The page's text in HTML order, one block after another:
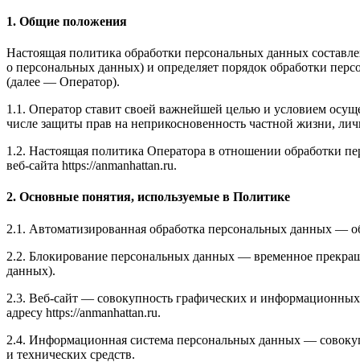
1. Общие положения
Настоящая политика обработки персональных данных
о персональных данных) и определяет порядок обработки
(далее — Оператор).
1.1. Оператор ставит своей важнейшей целью и условием
числе защиты прав на неприкосновенность частной жизни,
1.2. Настоящая политика Оператора в отношении обработки
веб-сайта https://anmanhattan.ru.
2. Основные понятия, используемые в Политике
2.1. Автоматизированная обработка персональных данных —
2.2. Блокирование персональных данных — временное
данных).
2.3. Веб-сайт — совокупность графических и
адресу https://anmanhattan.ru.
2.4. Информационная система персональных данных —
и технических средств.